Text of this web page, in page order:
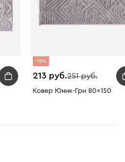
15
213 251
Ковер Юник-Гри 80x150